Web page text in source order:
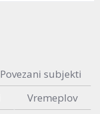
Povezani subjekti
Vremeplov